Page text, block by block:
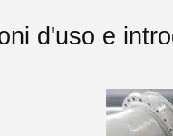
d'uso e